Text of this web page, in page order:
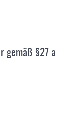
gemäß §27 a